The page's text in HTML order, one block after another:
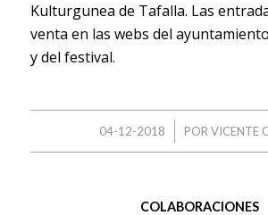
Kulturgunea de Tafalla. Las
venta en las webs del
y del festival.
04-12-2018
/ PORVICENTE
COLABORACIONES